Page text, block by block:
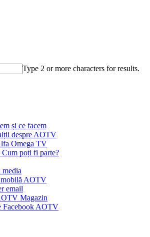
Type 2 or more characters for results.
și ce facem
despre AOTV
Omega TV
Cum poți fi parte?
media
AOTV
email
Magazin
Facebook AOTV